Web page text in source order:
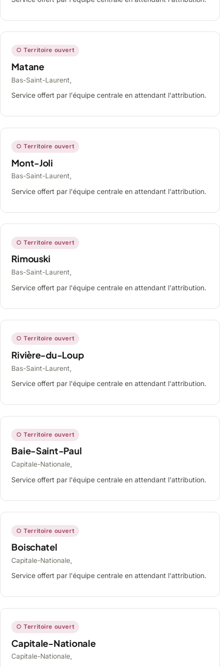
○ Territoire ouvert
Matane
Bas-Saint-Laurent,
Service offert par l'équipe centrale en attendant l'attribution.
○ Territoire ouvert
Mont-Joli
Bas-Saint-Laurent,
Service offert par l'équipe centrale en attendant l'attribution.
○ Territoire ouvert
Rimouski
Bas-Saint-Laurent,
Service offert par l'équipe centrale en attendant l'attribution.
○ Territoire ouvert
Rivière-du-Loup
Bas-Saint-Laurent,
Service offert par l'équipe centrale en attendant l'attribution.
○ Territoire ouvert
Baie-Saint-Paul
Capitale-Nationale,
Service offert par l'équipe centrale en attendant l'attribution.
○ Territoire ouvert
Boischatel
Capitale-Nationale,
Service offert par l'équipe centrale en attendant l'attribution.
○ Territoire ouvert
Capitale-Nationale
Capitale-Nationale,